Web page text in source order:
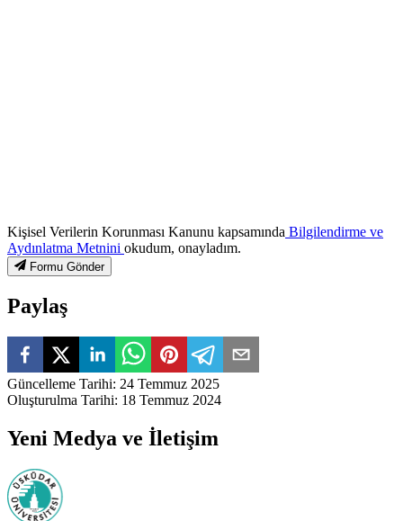
Kişisel Verilerin Korunması Kanunu kapsamında Bilgilendirme ve
Aydınlatma Metnini okudum, onayladım.
Formu Gönder
Paylaş
Güncelleme Tarihi: 24 Temmuz 2025
Oluşturulma Tarihi: 18 Temmuz 2024
Yeni Medya ve İletişim